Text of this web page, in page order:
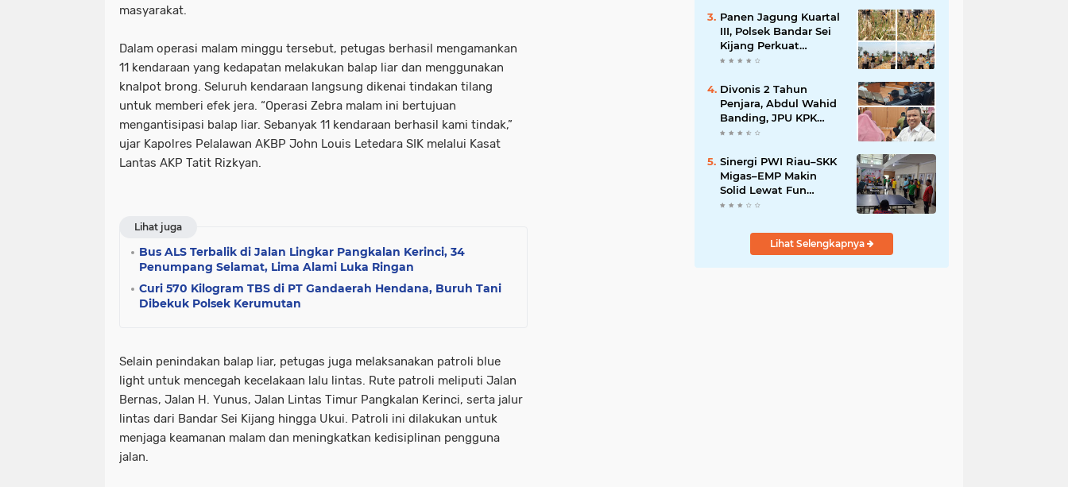
masyarakat.
Dalam operasi malam minggu tersebut, petugas berhasil mengamankan
11 kendaraan yang kedapatan melakukan balap liar dan menggunakan
knalpot brong. Seluruh kendaraan langsung dikenai tindakan tilang
untuk memberi efek jera. “Operasi Zebra malam ini bertujuan
mengantisipasi balap liar. Sebanyak 11 kendaraan berhasil kami tindak,”
ujar Kapolres Pelalawan AKBP John Louis Letedara SIK melalui Kasat
Lantas AKP Tatit Rizkyan.
Lihat juga
Bus ALS Terbalik di Jalan Lingkar Pangkalan Kerinci, 34
Penumpang Selamat, Lima Alami Luka Ringan
Curi 570 Kilogram TBS di PT Gandaerah Hendana, Buruh Tani
Dibekuk Polsek Kerumutan
Selain penindakan balap liar, petugas juga melaksanakan patroli blue
light untuk mencegah kecelakaan lalu lintas. Rute patroli meliputi Jalan
Bernas, Jalan H. Yunus, Jalan Lintas Timur Pangkalan Kerinci, serta jalur
lintas dari Bandar Sei Kijang hingga Ukui. Patroli ini dilakukan untuk
menjaga keamanan malam dan meningkatkan kedisiplinan pengguna
jalan.
Utama Riau
Panen Jagung Kuartal
III, Polsek Bandar Sei
Kijang Perkuat
Ketahanan Pangan
Produktivitas Petani
Divonis 2 Tahun
Penjara, Abdul Wahid
Banding, JPU KPK
Masih Pikir-Pikir
Sinergi PWI Riau–SKK
Migas–EMP Makin
Solid Lewat Fun
Pingpong Competition
Lihat Selengkapnya